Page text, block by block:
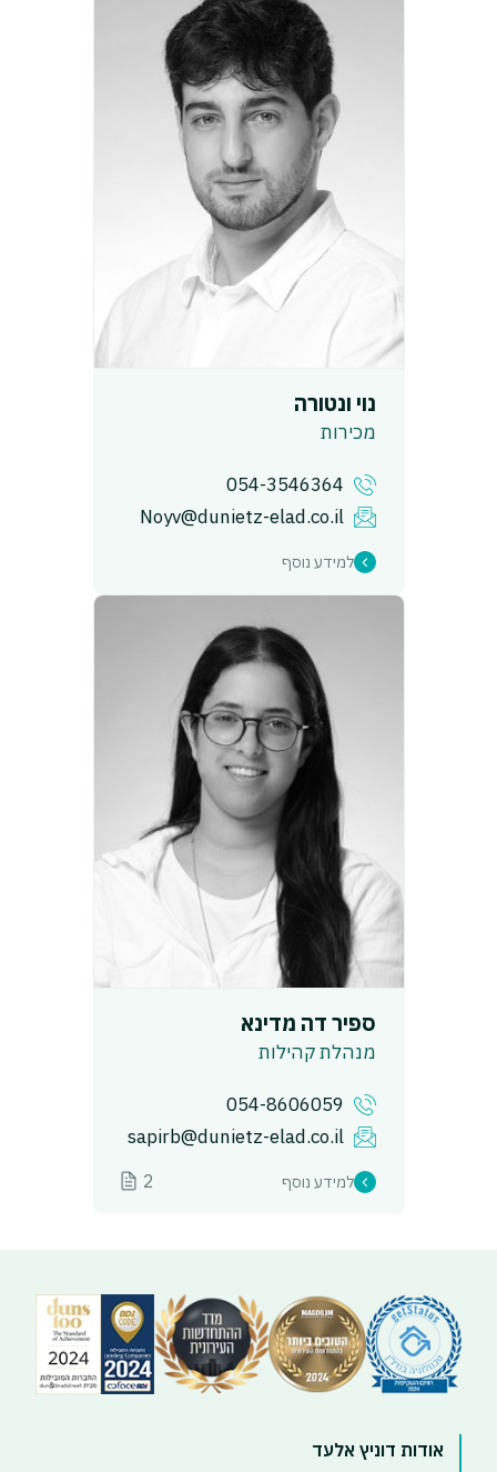
נוי ונטורה
מכירות
054-3546364
Noyv@dunietz-elad.co.il
למידע נוסף
ספיר דה מדינא
מנהלת קהילות
054-8606059
sapirb@dunietz-elad.co.il
למידע נוסף 2
אודות דוניץ אלעד